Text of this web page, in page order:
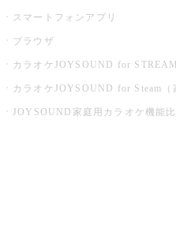
スマートフォンアプリ
ブラウザ
カラオケJOYSOUND for
カラオケJOYSOUND for Steam（
JOYSOUND家庭用カラオケ機能